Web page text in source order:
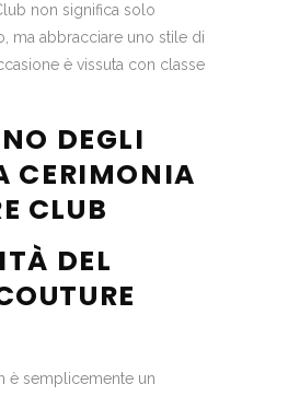
non significa solo
ma abbracciare uno stile di
è vissuta con classe
DEGLI
CERIMONIA
CLUB
DEL
è semplicemente un